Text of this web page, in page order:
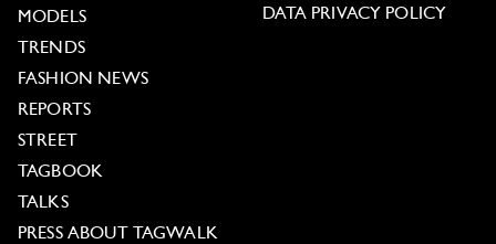
MODELS
TRENDS
FASHION NEWS
REPORTS
STREET
TAGBOOK
TALKS
PRESS ABOUT TAGWALK
DATA PRIVACY POLICY